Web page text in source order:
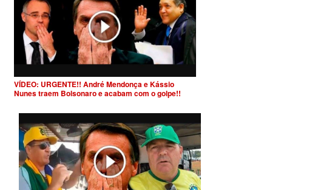
VÍDEO: URGENTE!! André Mendonça e Kássio
Nunes traem Bolsonaro e acabam com o golpe!!